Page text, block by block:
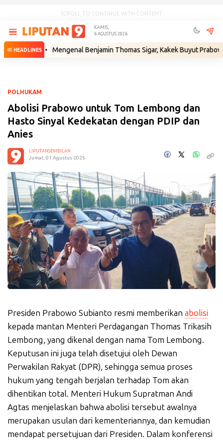
SCROLL TO CONTINUE WITH CONTENT
KAMIS,
6 AGUSTUS 2026
HEADLINES
• Mengenal Benjamin Thomas Sigar, Kakek Buyut Prabowo dari
POLHUKAM
Abolisi Prabowo untuk Tom Lembong dan
Hasto Sinyal Kedekatan dengan PDIP dan
Anies
LIPUTANSEMBILAN
Jumat, 01 Agustus 2025
Presiden Prabowo Subianto resmi memberikan abolisi
kepada mantan Menteri Perdagangan Thomas Trikasih
Lembong, yang dikenal dengan nama Tom Lembong.
Keputusan ini juga telah disetujui oleh Dewan
Perwakilan Rakyat (DPR), sehingga semua proses
hukum yang tengah berjalan terhadap Tom akan
dihentikan total. Menteri Hukum Supratman Andi
Agtas menjelaskan bahwa abolisi tersebut awalnya
merupakan usulan dari kementeriannya, dan kemudian
mendapat persetujuan dari Presiden. Dalam konferensi